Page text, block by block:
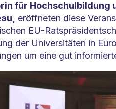
für Hochschulbildung
eröffneten diese
EU-
der Universitäten in
um eine gut